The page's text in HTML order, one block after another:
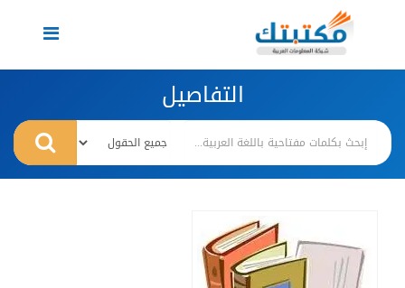
Toggle
navigation
التفاصيل